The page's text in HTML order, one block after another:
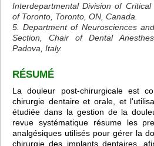
Interdepartmental Division of
of Toronto, Toronto, ON, Canada.
5. Department of Neurosciences
Section, Chair of Dental
Padova, Italy.
RÉSUMÉ
La douleur post-chirurgicale est
chirurgie dentaire et orale, et
étudiée dans la gestion de la
revue systématique résume les
analgésiques utilisés pour gérer la
chirurgie des implants dentaires,